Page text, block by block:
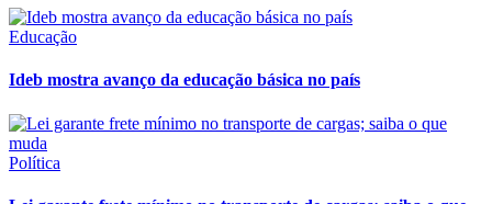
Educação
Ideb mostra avanço da educação básica no país
Política